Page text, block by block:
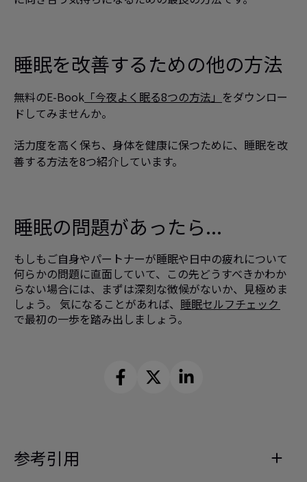
睡眠を改善するための他の方法
無料のE-Book 「今夜よく眠る8つの方法」 をダウンロー
ドしてみませんか。
活力度を高く保ち、身体を健康に保つために、睡眠を改
善する方法を8つ紹介しています。
睡眠の問題があったら...
もしもご自身やパートナーが睡眠や日中の疲れについて
何らかの問題に直面していて、この先どうすべきかわか
らない場合には、まずは深刻な徴候がないか、見極めま
しょう。 気になることがあれば、 睡眠セルフチェック
で最初の一歩を踏み出しましょう。
参考引用